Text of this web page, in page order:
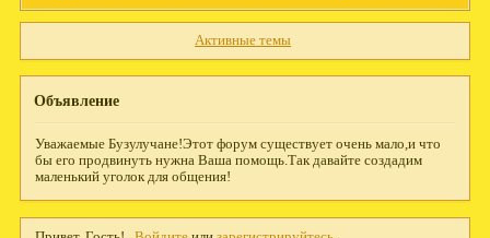
Активные темы
Объявление
Уважаемые Бузулучане!Этот форум существует очень мало,и что
бы его продвинуть нужна Ваша помощь.Так давайте создадим
маленький уголок для общения!